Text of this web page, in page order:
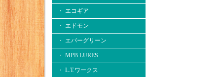
・ エコギア
・ エドモン
・ エバーグリーン
・ MPB LURES
・ L.T.ワークス